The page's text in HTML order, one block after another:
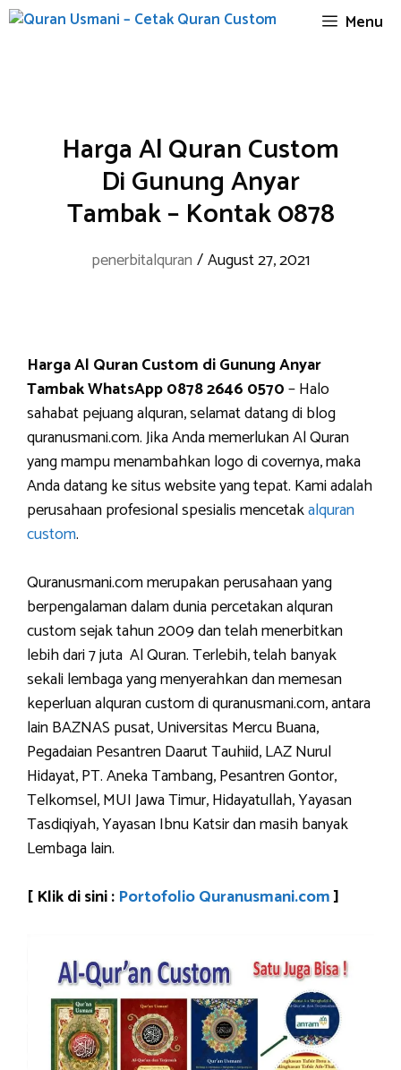
Skip
Menu
Harga Al Quran Custom
Di Gunung Anyar
Tambak – Kontak 0878
penerbitalquran /August 27, 2021
Harga Al Quran Custom di Gunung Anyar
Tambak WhatsApp 0878 2646 0570– Halo
sahabat pejuang alquran, selamat datang di blog
quranusmani.com. Jika Anda memerlukan Al Quran
yang mampu menambahkan logo di covernya, maka
Anda datang ke situs website yang tepat. Kami adalah
perusahaan profesional spesialis mencetakalquran
custom.
Quranusmani.com merupakan perusahaan yang
berpengalaman dalam dunia percetakan alquran
custom sejak tahun 2009 dan telah menerbitkan
lebih dari 7 juta Al Quran. Terlebih, telah banyak
sekali lembaga yang menyerahkan dan memesan
keperluan alquran custom di quranusmani.com, antara
lain BAZNAS pusat, Universitas Mercu Buana,
Pegadaian Pesantren Daarut Tauhiid, LAZ Nurul
Hidayat, PT. Aneka Tambang, Pesantren Gontor,
Telkomsel, MUI Jawa Timur, Hidayatullah, Yayasan
Tasdiqiyah, Yayasan Ibnu Katsir dan masih banyak
Lembaga lain.
[ Klik di sini : Portofolio Quranusmani.com]